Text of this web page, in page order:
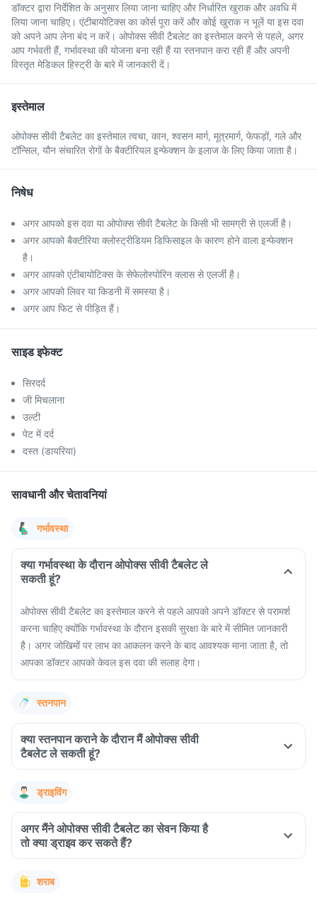
डॉक्टर द्वारा निर्देशित के अनुसार लिया जाना चाहिए और निर्धारित खुराक और अवधि में
लिया जाना चाहिए। एंटीबायोटिक्स का कोर्स पूरा करें और कोई खुराक न भूलें या इस दवा
को अपने आप लेना बंद न करें। ओपोक्स सीवी टैबलेट का इस्तेमाल करने से पहले, अगर
आप गर्भवती हैं, गर्भावस्था की योजना बना रही हैं या स्तनपान करा रही हैं और अपनी
विस्तृत मेडिकल हिस्ट्री के बारे में जानकारी दें।
इस्तेमाल
ओपोक्स सीवी टैबलेट का इस्तेमाल त्वचा, कान, श्वसन मार्ग, मूत्रमार्ग, फेफड़ों, गले और
टॉन्सिल, यौन संचारित रोगों के बैक्टीरियल इन्फेक्शन के इलाज के लिए किया जाता है।
निषेध
अगर आपको इस दवा या ओपोक्स सीवी टैबलेट के किसी भी सामग्री से एलर्जी है।
अगर आपको बैक्टीरिया क्लोस्ट्रीडियम डिफिसाइल के कारण होने वाला इन्फेक्शन
है।
अगर आपको एंटीबायोटिक्स के सेफेलोस्पोरिन क्लास से एलर्जी है।
अगर आपको लिवर या किडनी में समस्या है।
अगर आप फिट से पीड़ित हैं।
साइड इफेक्ट
सिरदर्द
जी मिचलाना
उल्टी
पेट में दर्द
दस्त (डायरिया)
सावधानी और चेतावनियां
गर्भावस्था
क्या गर्भावस्था के दौरान ओपोक्स सीवी टैबलेट ले
सकती हूं?
ओपोक्स सीवी टैबलेट का इस्तेमाल करने से पहले आपको अपने डॉक्टर से परामर्श
करना चाहिए क्योंकि गर्भावस्था के दौरान इसकी सुरक्षा के बारे में सीमित जानकारी
है। अगर जोखिमों पर लाभ का आकलन करने के बाद आवश्यक माना जाता है, तो
आपका डॉक्टर आपको केवल इस दवा की सलाह देगा।
स्तनपान
क्या स्तनपान कराने के दौरान मैं ओपोक्स सीवी
टैबलेट ले सकती हूं?
ड्राइविंग
अगर मैंने ओपोक्स सीवी टैबलेट का सेवन किया है
तो क्या ड्राइव कर सकते हैं?
शराब